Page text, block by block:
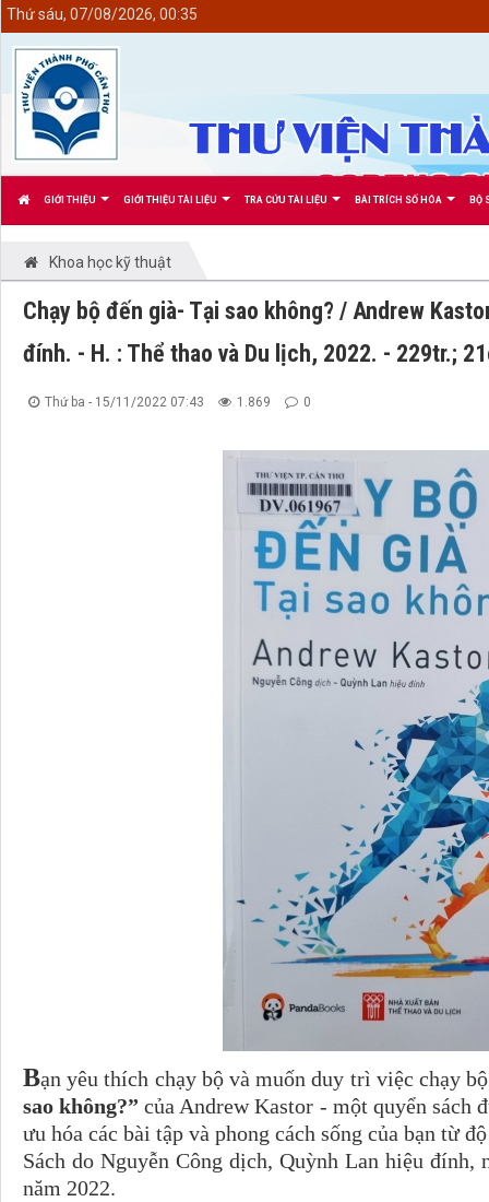
GIỚI THIỆU GIỚI THIỆU TÀI LIỆU TRA CỨU TÀI LIỆU BÀI TRÍCH SỐ HÓA BỘ
Thứ sáu, 07/08/2026, 00:35
Khoa học kỹ thuật
Chạy bộ đến già- Tại sao không? / Andrew
đính. - H. : Thể thao và Du lịch, 2022. - 229tr.;
Thứ ba - 15/11/2022 07:43 1.869 0
Bạn yêu thích chạy bộ và muốn duy trì việc chạy
sao không?” của Andrew Kastor - một quyển sách
ưu hóa các bài tập và phong cách sống của bạn từ
Sách do Nguyễn Công dịch, Quỳnh Lan hiệu
năm 2022.
<